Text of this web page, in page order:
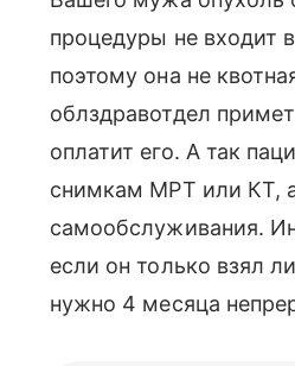
процедуры не входит
поэтому она не
облздравотдел
оплатит его. А так
снимкам МРТ или КТ,
самообслуживания.
если он только взял
нужно 4 месяца